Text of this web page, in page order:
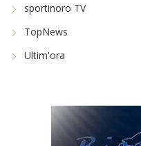
sportinoro TV
TopNews
Ultim'ora